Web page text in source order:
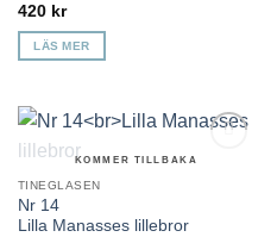
420 kr
LÄS MER
Lägg till i
KOMMER TILLBAKA
TINEGLASEN
Nr 14
Lilla Manasses lillebror